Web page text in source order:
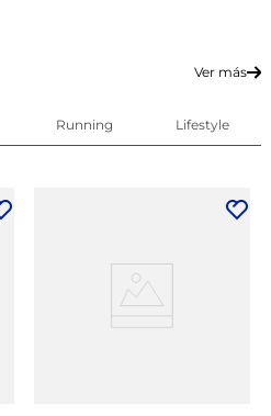
Ver más
Running Lifestyle